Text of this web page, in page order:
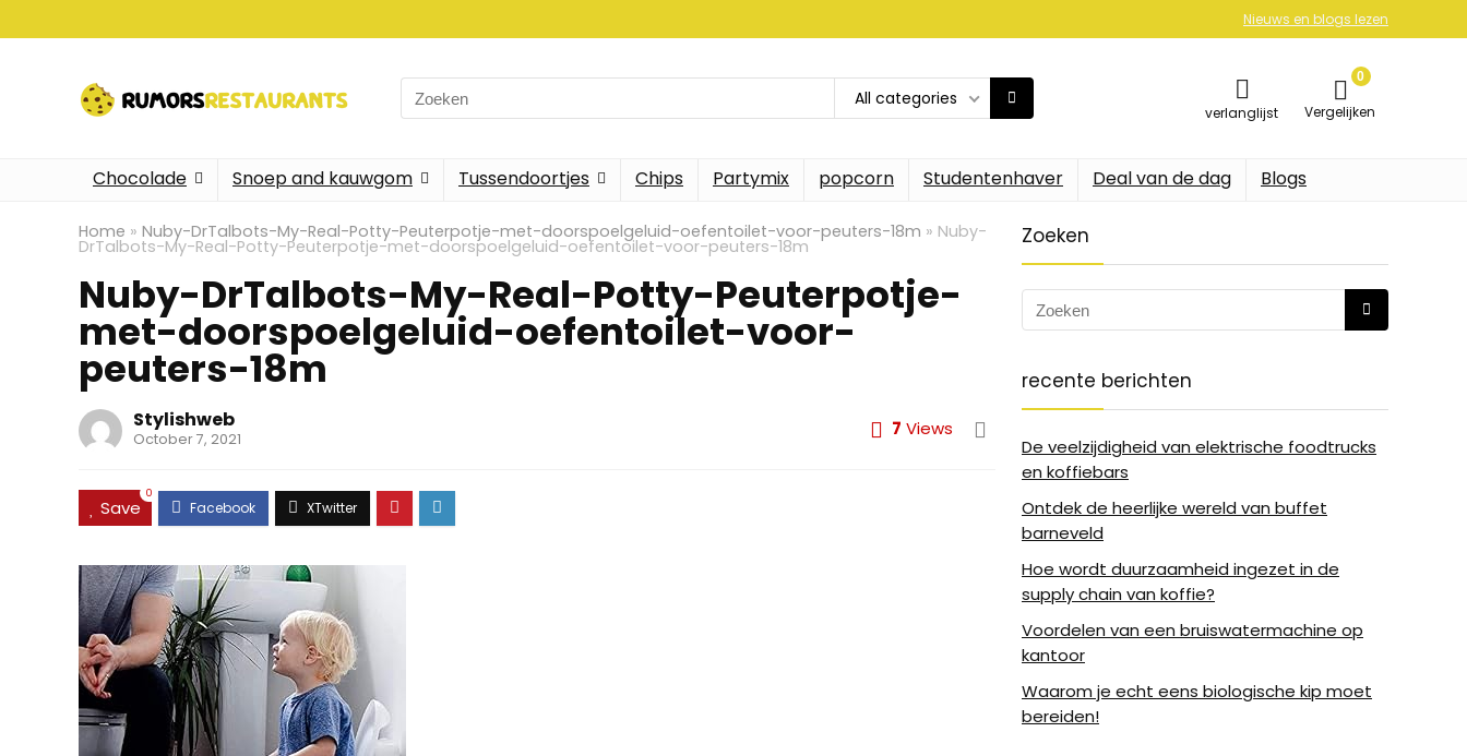
Nieuws en blogs lezen
Search
for:
All categories
verlanglijst
0
Vergelijken
Chocolade Snoep and kauwgom Tussendoortjes Chips Partymix popcorn Studentenhaver Deal van de dag Blogs
Home » Nuby-DrTalbots-My-Real-Potty-Peuterpotje-met-doorspoelgeluid-oefentoilet-voor-peuters-18m » Nuby-
DrTalbots-My-Real-Potty-Peuterpotje-met-doorspoelgeluid-oefentoilet-voor-peuters-18m
Nuby-DrTalbots-My-Real-Potty-Peuterpotje-
met-doorspoelgeluid-oefentoilet-voor-
peuters-18m
Stylishweb
October 7, 2021 7 Views
Save
0
Zoeken
recente berichten
De veelzijdigheid van elektrische foodtrucks
en koffiebars
Ontdek de heerlijke wereld van buffet
barneveld
Hoe wordt duurzaamheid ingezet in de
supply chain van koffie?
Voordelen van een bruiswatermachine op
kantoor
Waarom je echt eens biologische kip moet
bereiden!